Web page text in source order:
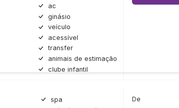
ac
ginásio
veículo
acessível
transfer
animais de estimação
clube infantil
spa
De